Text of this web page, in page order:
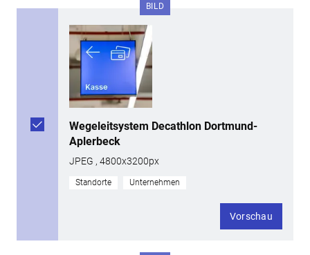
BILD
Wegeleitsystem Decathlon Dortmund-
Aplerbeck
JPEG , 4800x3200px
Standorte Unternehmen
Vorschau